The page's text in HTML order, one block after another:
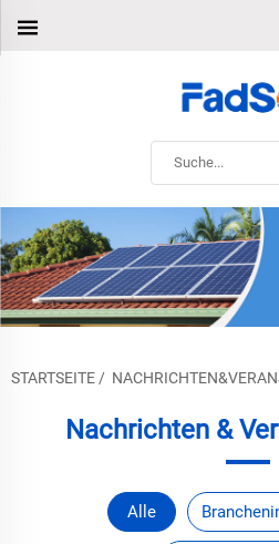
STARTSEITE /
Nachrichten &
Alle